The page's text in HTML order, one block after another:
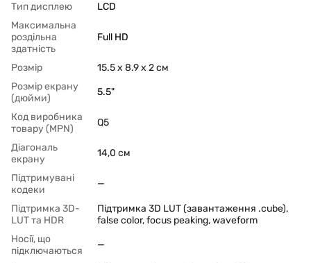
Тип дисплею
LCD
Максимальна
роздільна
здатність
Full HD
Розмір
15.5 x 8.9 x 2 cм
Розмір екрану
(дюйми)
5.5"
Код виробника
товару (MPN)
Q5
Діагональ
екрану
14,0 см
Підтримувані
кодеки
—
Підтримка 3D-
LUT та HDR
Підтримка 3D LUT (завантаження .cube),
false color, focus peaking, waveform
Носії, що
підключаються
—